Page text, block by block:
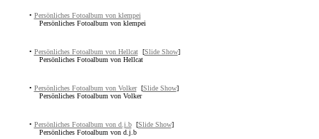
• Persönliches Fotoalbum von klempei
Persönliches Fotoalbum von klempei
• Persönliches Fotoalbum von Hellcat [Slide Show]
Persönliches Fotoalbum von Hellcat
• Persönliches Fotoalbum von Volker [Slide Show]
Persönliches Fotoalbum von Volker
• Persönliches Fotoalbum von d.j.b [Slide Show]
Persönliches Fotoalbum von d.j.b